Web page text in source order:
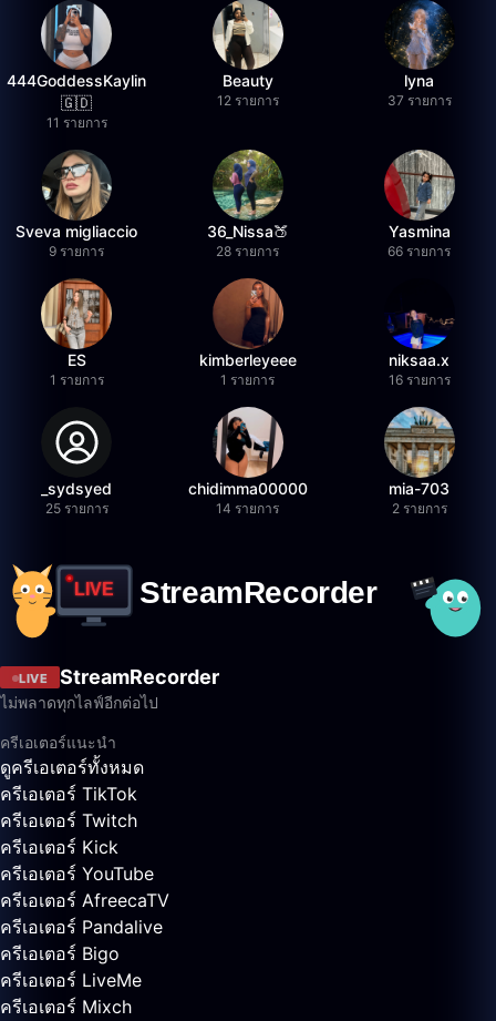
444GoddessKaylin
🇬🇩
11 รายการ
Beauty
12 รายการ
lyna
37 รายการ
Sveva migliaccio
9 รายการ
36_Nissa🍑
28 รายการ
Yasmina
66 รายการ
ES
1 รายการ
kimberleyeee
1 รายการ
niksaa.x
16 รายการ
_sydsyed
25 รายการ
chidimma00000
14 รายการ
mia-703
2 รายการ
LIVE StreamRecorder
ไม่พลาดทุกไลฟ์อีกต่อไป
ครีเอเตอร์แนะนำ
ดูครีเอเตอร์ทั้งหมด
ครีเอเตอร์ TikTok
ครีเอเตอร์ Twitch
ครีเอเตอร์ Kick
ครีเอเตอร์ YouTube
ครีเอเตอร์ AfreecaTV
ครีเอเตอร์ Pandalive
ครีเอเตอร์ Bigo
ครีเอเตอร์ LiveMe
ครีเอเตอร์ Mixch